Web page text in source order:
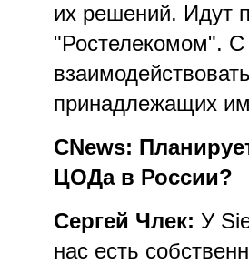
их решений. Идут
"Ростелекомом".
принадлежащих
CNews:
ЦОДа в России?
Сергей Члек: У
нас есть